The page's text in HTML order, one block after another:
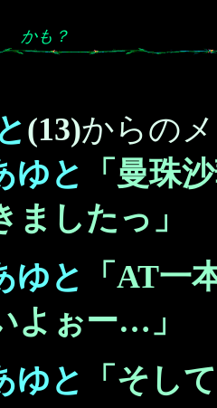
かも？
(13)からの
ゆと
「曼珠
ましたっ」
ゆと
「AT一
よぉー…」
ゆと
「そし